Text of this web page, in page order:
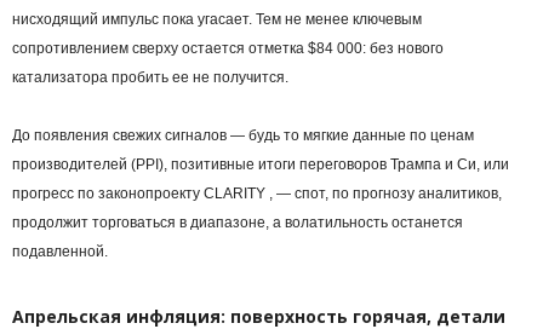
нисходящий импульс пока угасает. Тем не менее ключевым
сопротивлением сверху остается отметка $84 000: без нового
катализатора пробить ее не получится.
До появления свежих сигналов — будь то мягкие данные по ценам
производителей (PPI), позитивные итоги переговоров Трампа и Си, или
прогресс по законопроекту CLARITY , — спот, по прогнозу аналитиков,
продолжит торговаться в диапазоне, а волатильность останется
подавленной.
Апрельская инфляция: поверхность горячая, детали